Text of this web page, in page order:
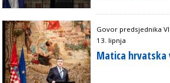
Govor predsjednika
13. lipnja
Matica